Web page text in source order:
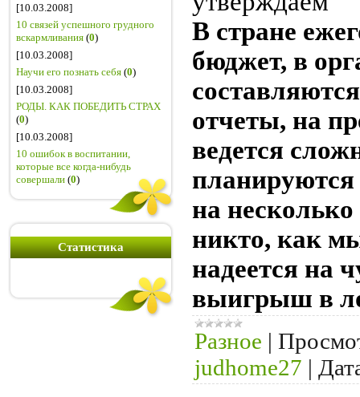
[10.03.2008]
10 связей успешного грудного
вскармливания (0)
[10.03.2008]
Научи его познать себя (0)
[10.03.2008]
РОДЫ. КАК ПОБЕДИТЬ СТРАХ
(0)
[10.03.2008]
10 ошибок в воспитании,
которые все когда-нибудь
совершали (0)
Статистика
В стране
бюджет, в
отчеты, на
ведется
на
никто, как
надеется на
выигрыш в
Разное |
judhome27 |